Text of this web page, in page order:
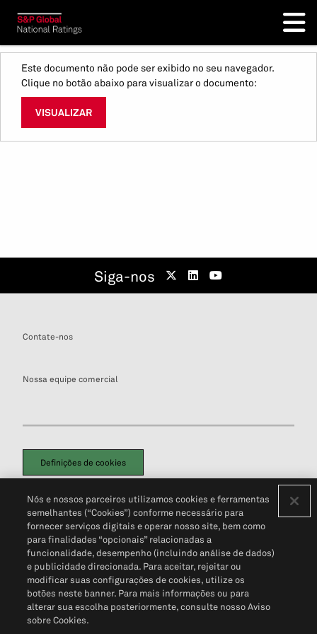
Este documento não pode ser exibido no seu navegador.
Clique no botão abaixo para visualizar o documento:
VISUALIZAR
Siga-nos
Contate-nos
Nossa equipe comercial
Definições de cookies
Política de PrivacidadePortal de privacidade do cliente (em inglês)
Não Venda Minhas Informações Pessoais© 2026 S&P Global
Nós e nossos parceiros utilizamos cookies e ferramentas
semelhantes (“Cookies”) conforme necessário para
fornecer serviços digitais e operar nosso site, bem como
para finalidades “opcionais” relacionadas a
funcionalidade, desempenho (incluindo análise de dados)
e publicidade direcionada. Para aceitar, rejeitar ou
modificar suas configurações de cookies, utilize os
botões neste banner. Para mais informações ou para
alterar sua escolha posteriormente, consulte nosso Aviso
sobre Cookies.